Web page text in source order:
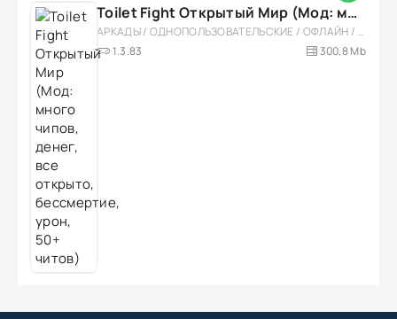
Toilet Fight Открытый Мир (Мод: много чипов, денег, все открыто, бессмертие, урон, 50+ читов)
АРКАДЫ / ОДНОПОЛЬЗОВАТЕЛЬСКИЕ / ОФЛАЙН / МОД / РОЛЕВЫЕ / ШУТЕРЫ / ОТКРЫТЫЙ МИР / ВСТРОЕННЫЙ КЕШ / 3D / ЭКШЕНЫ / ТУАЛЕТНЫЕ ВОЙНЫ / ДЛЯ ДЕТЕЙ
1.3.83
300,8 Mb